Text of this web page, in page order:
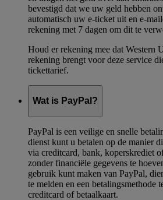
bevestigd dat we uw geld hebben
automatisch uw e-ticket uit en e-
rekening met 7 dagen om dit te
Houd er rekening mee dat Western
rekening brengt voor deze service
tickettarief.
Wat is PayPal?
PayPal is een veilige en snelle
dienst kunt u betalen op de manier
via creditcard, bank, koperskrediet
zonder financiële gegevens te
gebruik kunt maken van PayPal,
te melden en een betalingsmethode
creditcard of betaalkaart.